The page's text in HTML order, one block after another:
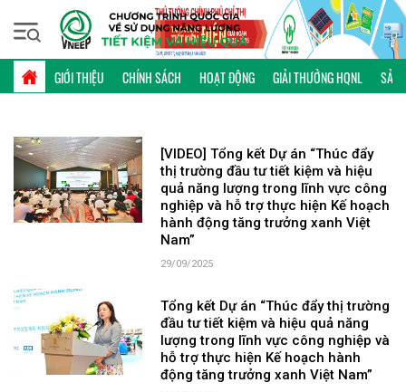
GIỚI THIỆU CHÍNH SÁCH HOẠT ĐỘNG GIẢI THƯỞNG HQNL SẢN
Thứ bảy, 08/08/2026 | 21:41 GMT+7
TỪ KHÓA: KOICA
[VIDEO] Tổng kết Dự án “Thúc đẩy
thị trường đầu tư tiết kiệm và hiệu
quả năng lượng trong lĩnh vực công
nghiệp và hỗ trợ thực hiện Kế hoạch
hành động tăng trưởng xanh Việt
Nam”
29/09/2025
Tổng kết Dự án “Thúc đẩy thị trường
đầu tư tiết kiệm và hiệu quả năng
lượng trong lĩnh vực công nghiệp và
hỗ trợ thực hiện Kế hoạch hành
động tăng trưởng xanh Việt Nam”